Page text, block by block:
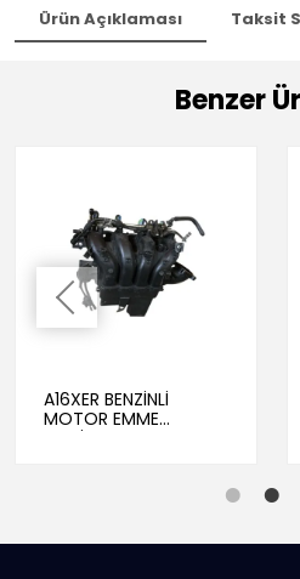
Ürün Açıklaması Taksit
Benzer
A16XER BENZİNLİ
MOTOR EMME
MANİFOLTU